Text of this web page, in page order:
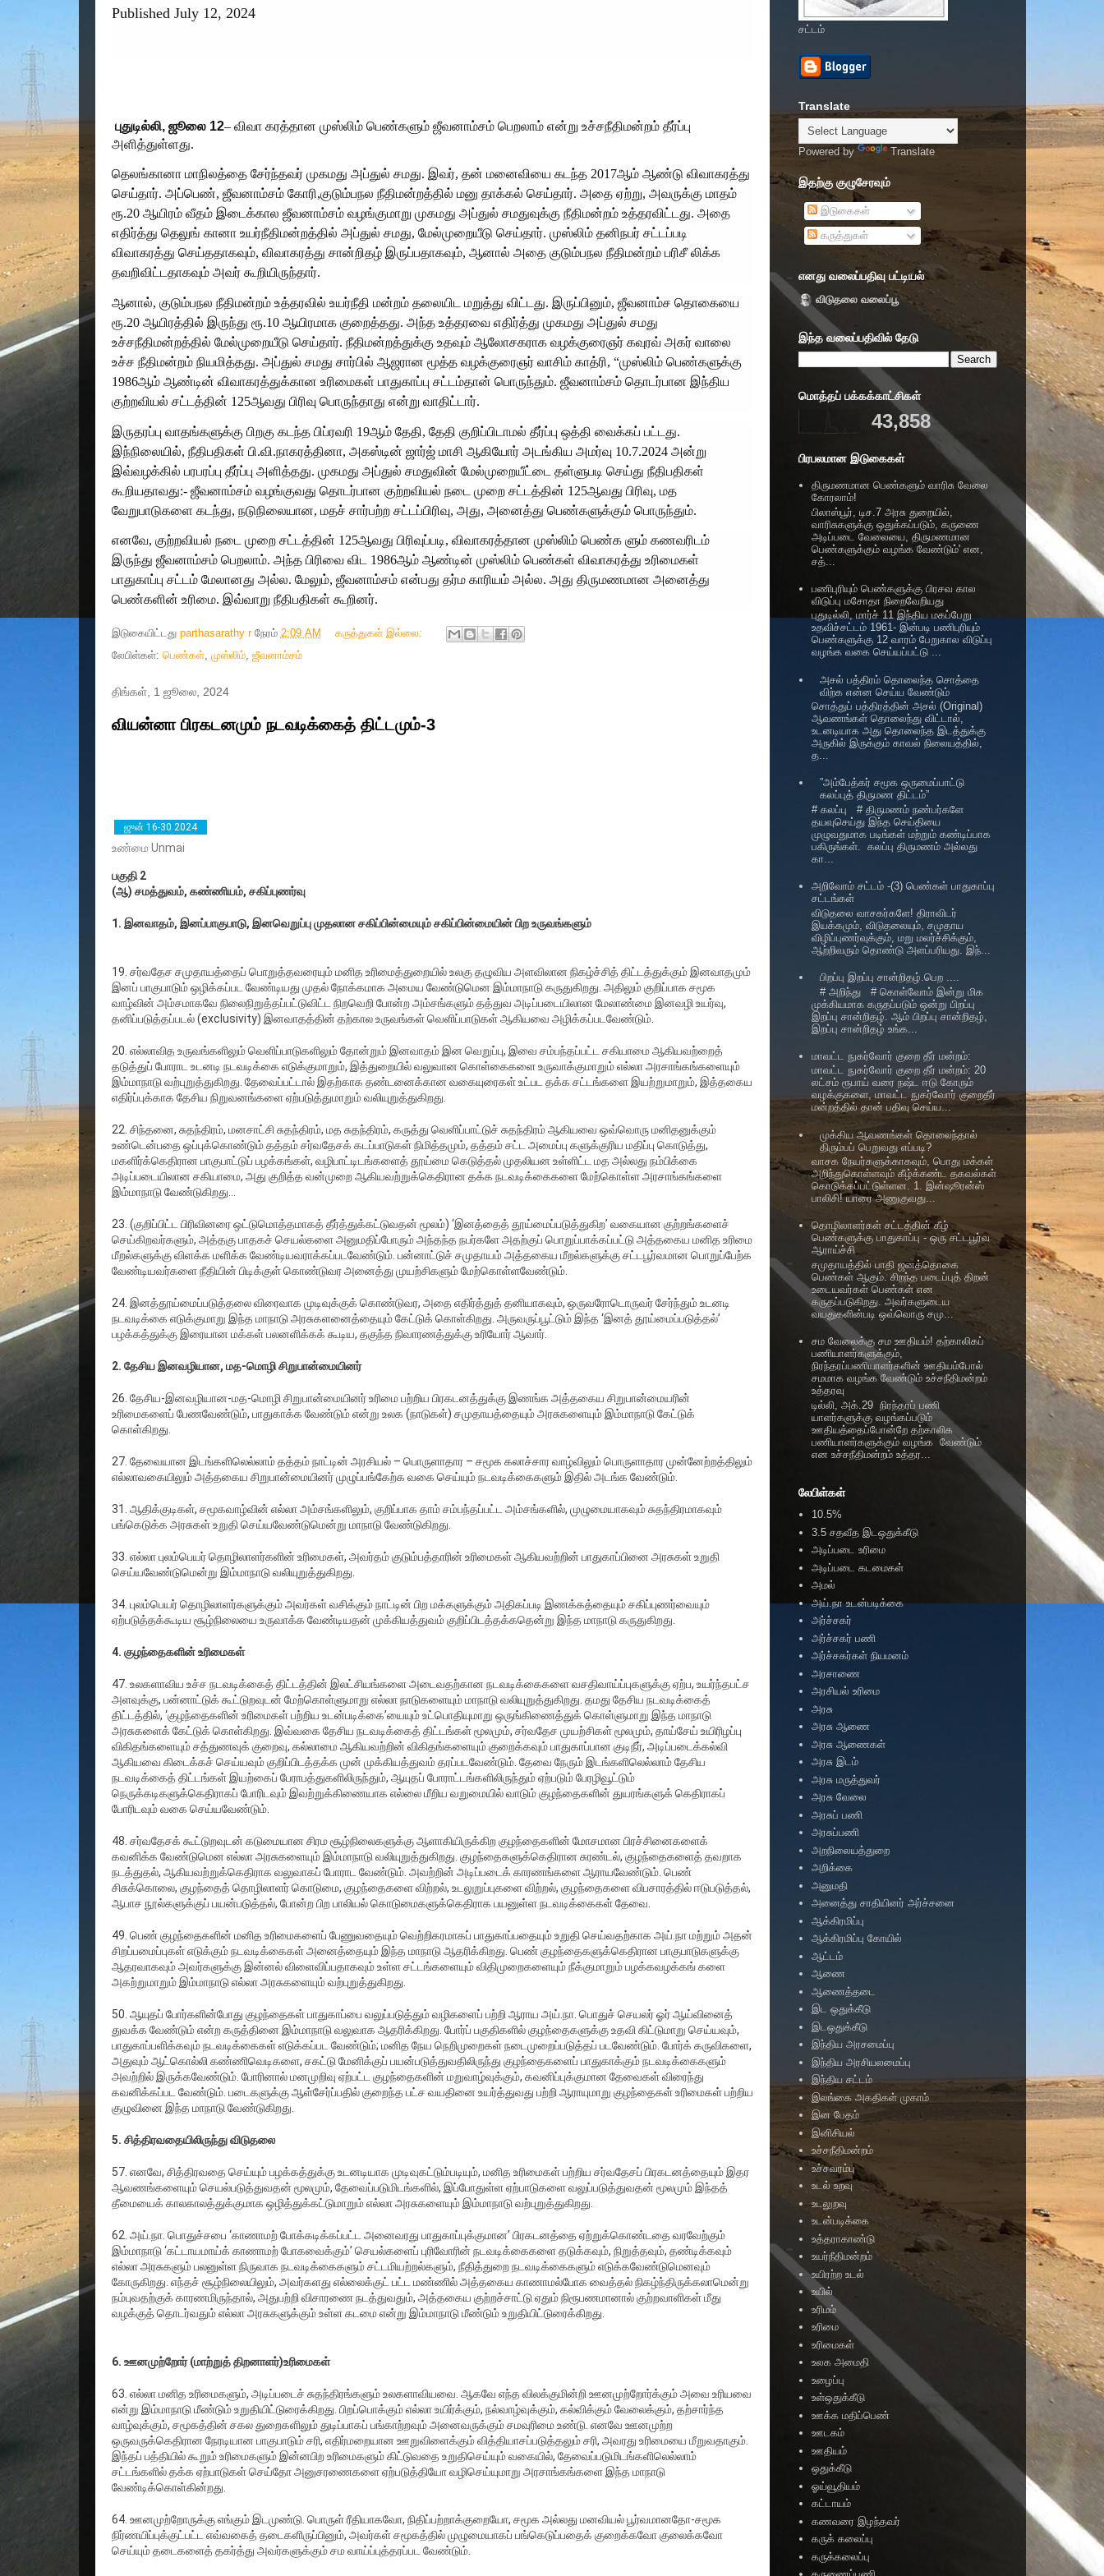
Published July 12, 2024
புதுடில்லி, ஜூலை 12– விவா கரத்தான முஸ்லிம் பெண்களும் ஜீவனாம்சம் பெறலாம் என்று உச்சநீதிமன்றம் தீர்ப்பு
அளித்துள்ளது.
தெலங்கானா மாநிலத்தை சேர்ந்தவர் முகமது அப்துல் சமது. இவர், தன் மனைவியை கடந்த 2017ஆம் ஆண்டு விவாகரத்து
செய்தார். அப்பெண், ஜீவனாம்சம் கோரி,குடும்பநல நீதிமன்றத்தில் மனு தாக்கல் செய்தார். அதை ஏற்று, அவருக்கு மாதம்
ரூ.20 ஆயிரம் வீதம் இடைக்கால ஜீவனாம்சம் வழங்குமாறு முகமது அப்துல் சமதுவுக்கு நீதிமன்றம் உத்தரவிட்டது. அதை
எதிர்த்து தெலுங் கானா உயர்நீதிமன்றத்தில் அப்துல் சமது, மேல்முறையீடு செய்தார். முஸ்லிம் தனிநபர் சட்டப்படி
விவாகரத்து செய்ததாகவும், விவாகரத்து சான்றிதழ் இருப்பதாகவும், ஆனால் அதை குடும்பநல நீதிமன்றம் பரிசீ லிக்க
தவறிவிட்டதாகவும் அவர் கூறியிருந்தார்.
ஆனால், குடும்பநல நீதிமன்றம் உத்தரவில் உயர்நீதி மன்றம் தலையிட மறுத்து விட்டது. இருப்பினும், ஜீவனாம்ச தொகையை
ரூ.20 ஆயிரத்தில் இருந்து ரூ.10 ஆயிரமாக குறைத்தது. அந்த உத்தரவை எதிர்த்து முகமது அப்துல் சமது
உச்சநீதிமன்றத்தில் மேல்முறையீடு செய்தார். நீதிமன்றத்துக்கு உதவும் ஆலோசகராக வழக்குரைஞர் கவுரவ் அகர் வாலை
உச்ச நீதிமன்றம் நியமித்தது. அப்துல் சமது சார்பில் ஆஜரான மூத்த வழக்குரைஞர் வாசிம் காத்ரி, “முஸ்லிம் பெண்களுக்கு
1986ஆம் ஆண்டின் விவாகரத்துக்கான உரிமைகள் பாதுகாப்பு சட்டம்தான் பொருந்தும். ஜீவனாம்சம் தொடர்பான இந்திய
குற்றவியல் சட்டத்தின் 125ஆவது பிரிவு பொருந்தாது என்று வாதிட்டார்.
இருதரப்பு வாதங்களுக்கு பிறகு கடந்த பிப்ரவரி 19ஆம் தேதி, தேதி குறிப்பிடாமல் தீர்ப்பு ஒத்தி வைக்கப் பட்டது.
இந்நிலையில், நீதிபதிகள் பி.வி.நாகரத்தினா, அகஸ்டின் ஜார்ஜ் மாசி ஆகியோர் அடங்கிய அமர்வு 10.7.2024 அன்று
இவ்வழக்கில் பரபரப்பு தீர்ப்பு அளித்தது. முகமது அப்துல் சமதுவின் மேல்முறையீட்டை தள்ளுபடி செய்து நீதிபதிகள்
கூறியதாவது:- ஜீவனாம்சம் வழங்குவது தொடர்பான குற்றவியல் நடை முறை சட்டத்தின் 125ஆவது பிரிவு, மத
வேறுபாடுகளை கடந்து, நடுநிலையான, மதச் சார்பற்ற சட்டப்பிரிவு, அது, அனைத்து பெண்களுக்கும் பொருந்தும்.
எனவே, குற்றவியல் நடை முறை சட்டத்தின் 125ஆவது பிரிவுப்படி, விவாகரத்தான முஸ்லிம் பெண்க ளும் கணவரிடம்
இருந்து ஜீவனாம்சம் பெறலாம். அந்த பிரிவை விட 1986ஆம் ஆண்டின் முஸ்லிம் பெண்கள் விவாகரத்து உரிமைகள்
பாதுகாப்பு சட்டம் மேலானது அல்ல. மேலும், ஜீவனாம்சம் என்பது தர்ம காரியம் அல்ல. அது திருமணமான அனைத்து
பெண்களின் உரிமை. இவ்வாறு நீதிபதிகள் கூறினர்.
இடுகையிட்டது parthasarathy r நேரம் 2:09 AM
கருத்துகள் இல்லை:
லேபிள்கள்: பெண்கள், முஸ்லிம், ஜீவனாம்சம்
திங்கள், 1 ஜூலை, 2024
வியன்னா பிரகடனமும் நடவடிக்கைத் திட்டமும்-3
ஜுன் 16-30 2024
உண்மை Unmai
பகுதி 2
(ஆ) சமத்துவம், கண்ணியம், சகிப்புணர்வு
1. இனவாதம், இனப்பாகுபாடு, இனவெறுப்பு முதலான சகிப்பின்மையும் சகிப்பின்மையின் பிற உருவங்களும்
19. சர்வதேச சமுதாயத்தைப் பொறுத்தவரையும் மனித உரிமைத்துறையில் உலகு தழுவிய அளவிலான நிகழ்ச்சித் திட்டத்துக்கும் இனவாதமும்
இனப் பாகுபாடும் ஒழிக்கப்பட வேண்டியது முதல் நோக்கமாக அமைய வேண்டுமென இம்மாநாடு கருதுகிறது. அதிலும் குறிப்பாக சமூக
வாழ்வின் அம்சமாகவே நிலைநிறுத்தப்பட்டுவிட்ட நிறவெறி போன்ற அம்சங்களும் தத்துவ அடிப்படையிலான மேலாண்மை இனவழி உயர்வு,
தனிப்படுத்தப்படல் (exclusivity) இனவாதத்தின் தற்கால உருவங்கள் வெளிப்பாடுகள் ஆகியவை அழிக்கப்படவேண்டும்.
20. எல்லாவித உருவங்களிலும் வெளிப்பாடுகளிலும் தோன்றும் இனவாதம் இன வெறுப்பு, இவை சம்பந்தப்பட்ட சகியாமை ஆகியவற்றைத்
தடுத்துப் போராட உடனடி நடவடிக்கை எடுக்குமாறும், இத்துறையில் வலுவான கொள்கைகளை உருவாக்குமாறும் எல்லா அரசாங்கங்களையும்
இம்மாநாடு வற்புறுத்துகிறது. தேவைப்பட்டால் இதற்காக தண்டனைக்கான வகையுரைகள் உட்பட தக்க சட்டங்களை இயற்றுமாறும், இத்தகைய
எதிர்ப்புக்காக தேசிய நிறுவனங்களை ஏற்படுத்துமாறும் வலியுறுத்துகிறது.
22. சிந்தனை, சுதந்திரம், மனசாட்சி சுதந்திரம், மத சுதந்திரம், கருத்து வெளிப்பாட்டுச் சுதந்திரம் ஆகியவை ஒவ்வொரு மனிதனுக்கும்
உண்டென்பதை ஒப்புக்கொண்டும் தத்தம் சர்வதேசக் கடப்பாடுகள் நிமித்தமும், தத்தம் சட்ட அமைப்பு களுக்குரிய மதிப்பு கொடுத்து,
மகளிர்க்கெதிரான பாகுபாட்டுப் பழக்கங்கள், வழிபாட்டிடங்களைத் தூய்மை கெடுத்தல் முதலியன உள்ளிட்ட மத அல்லது நம்பிக்கை
அடிப்படையிலான சகியாமை, அது குறித்த வன்முறை ஆகியவற்றுக்கெதிரான தக்க நடவடிக்கைகளை மேற்கொள்ள அரசாங்கங்களை
இம்மாநாடு வேண்டுகிறது…
23. (குறிப்பிட்ட பிரிவினரை ஒட்டுமொத்தமாகத் தீர்த்துக்கட்டுவதன் மூலம்) ‘இனத்தைத் தூய்மைப்படுத்துகிற’ வகையான குற்றங்களைச்
செய்கிறவர்களும், அத்தகு பாதகச் செயல்களை அனுமதிப்போரும் அந்தந்த நபர்களே அதற்குப் பொறுப்பாக்கப்பட்டு அத்தகைய மனித உரிமை
மீறல்களுக்கு விளக்க மளிக்க வேண்டியவராக்கப்படவேண்டும். பன்னாட்டுச் சமுதாயம் அத்தகைய மீறல்களுக்கு சட்டபூர்வமான பொறுப்பேற்க
வேண்டியவர்களை நீதியின் பிடிக்குள் கொண்டுவர அனைத்து முயற்சிகளும் மேற்கொள்ளவேண்டும்.
24. இனத்தூய்மைப்படுத்தலை விரைவாக முடிவுக்குக் கொண்டுவர, அதை எதிர்த்துத் தனியாகவும், ஒருவரோடொருவர் சேர்ந்தும் உடனடி
நடவடிக்கை எடுக்குமாறு இந்த மாநாடு அரசுகளனைத்தையும் கேட்டுக் கொள்கிறது. அருவருப்பூட்டும் இந்த ‘இனத் தூய்மைப்படுத்தல்’
பழக்கத்துக்கு இரையான மக்கள் பலனளிக்கக் கூடிய, தகுந்த நிவாரணத்துக்கு உரியோர் ஆவார்.
2. தேசிய இனவழியான, மத-மொழி சிறுபான்மையினர்
26. தேசிய-இனவழியான-மத-மொழி சிறுபான்மையினர் உரிமை பற்றிய பிரகடனத்துக்கு இணங்க அத்தகைய சிறுபான்மையரின்
உரிமைகளைப் பேணவேண்டும், பாதுகாக்க வேண்டும் என்று உலக (நாடுகள்) சமுதாயத்தையும் அரசுகளையும் இம்மாநாடு கேட்டுக்
கொள்கிறது.
27. தேவையான இடங்களிலெல்லாம் தத்தம் நாட்டின் அரசியல் – பொருளாதார – சமூக கலாச்சார வாழ்விலும் பொருளாதார முன்னேற்றத்திலும்
எல்லாவகையிலும் அத்தகைய சிறுபான்மையினர் முழுப்பங்கேற்க வகை செய்யும் நடவடிக்கைகளும் இதில் அடங்க வேண்டும்.
31. ஆதிக்குடிகள், சமூகவாழ்வின் எல்லா அம்சங்களிலும், குறிப்பாக தாம் சம்பந்தப்பட்ட அம்சங்களில், முழுமையாகவும் சுதந்திரமாகவும்
பங்கெடுக்க அரசுகள் உறுதி செய்யவேண்டுமென்று மாநாடு வேண்டுகிறது.
33. எல்லா புலம்பெயர் தொழிலாளர்களின் உரிமைகள், அவர்தம் குடும்பத்தாரின் உரிமைகள் ஆகியவற்றின் பாதுகாப்பினை அரசுகள் உறுதி
செய்யவேண்டுமென்று இம்மாநாடு வலியுறுத்துகிறது.
34. புலம்பெயர் தொழிலாளர்களுக்கும் அவர்கள் வசிக்கும் நாட்டின் பிற மக்களுக்கும் அதிகப்படி இணக்கத்தையும் சகிப்புணர்வையும்
ஏற்படுத்தக்கூடிய சூழ்நிலையை உருவாக்க வேண்டியதன் முக்கியத்துவம் குறிப்பிடத்தக்கதென்று இந்த மாநாடு கருதுகிறது.
4. குழந்தைகளின் உரிமைகள்
47. உலகளாவிய உச்ச நடவடிக்கைத் திட்டத்தின் இலட்சியங்களை அடைவதற்கான நடவடிக்கைகளை வசதிவாய்ப்புகளுக்கு ஏற்ப, உயர்ந்தபட்ச
அளவுக்கு, பன்னாட்டுக் கூட்டுறவுடன் மேற்கொள்ளுமாறு எல்லா நாடுகளையும் மாநாடு வலியுறுத்துகிறது. தமது தேசிய நடவடிக்கைத்
திட்டத்தில், ‘குழந்தைகளின் உரிமைகள் பற்றிய உடன்படிக்கை’யையும் உட்பொதியுமாறு ஒருங்கிணைத்துக் கொள்ளுமாறு இந்த மாநாடு
அரசுகளைக் கேட்டுக் கொள்கிறது. இவ்வகை தேசிய நடவடிக்கைத் திட்டங்கள் மூலமும், சர்வதேச முயற்சிகள் மூலமும், தாய்சேய் உயிரிழப்பு
விகிதங்களையும் சத்துணவுக் குறைவு, கல்லாமை ஆகியவற்றின் விகிதங்களையும் குறைக்கவும் பாதுகாப்பான குடிநீர், அடிப்படைக்கல்வி
ஆகியவை கிடைக்கச் செய்யவும் குறிப்பிடத்தக்க முன் முக்கியத்துவம் தரப்படவேண்டும். தேவை நேரும் இடங்களிலெல்லாம் தேசிய
நடவடிக்கைத் திட்டங்கள் இயற்கைப் பேராபத்துகளிலிருந்தும், ஆயுதப் போராட்டங்களிலிருந்தும் ஏற்படும் பேரழிவூட்டும்
நெருக்கடிகளுக்கெதிராகப் போரிடவும் இவற்றுக்கிணையாக எல்லை மீறிய வறுமையில் வாடும் குழந்தைகளின் துயரங்களுக் கெதிராகப்
போரிடவும் வகை செய்யவேண்டும்.
48. சர்வதேசக் கூட்டுறவுடன் கடுமையான சிரம சூழ்நிலைகளுக்கு ஆளாகியிருக்கிற குழந்தைகளின் மோசமான பிரச்சினைகளைக்
கவனிக்க வேண்டுமென எல்லா அரசுகளையும் இம்மாநாடு வலியுறுத்துகிறது. குழந்தைகளுக்கெதிரான சுரண்டல், குழந்தைகளைத் தவறாக
நடத்துதல், ஆகியவற்றுக்கெதிராக வலுவாகப் போராட வேண்டும். அவற்றின் அடிப்படைக் காரணங்களை ஆராயவேண்டும். பெண்
சிசுக்கொலை, குழந்தைத் தொழிலாளர் கொடுமை, குழந்தைகளை விற்றல், உடலுறுப்புகளை விற்றல், குழந்தைகளை விபசாரத்தில் ஈடுபடுத்தல்,
ஆபாச நூல்களுக்குப் பயன்படுத்தல், போன்ற பிற பாலியல் கொடுமைகளுக்கெதிராக பயனுள்ள நடவடிக்கைகள் தேவை.
49. பெண் குழந்தைகளின் மனித உரிமைகளைப் பேணுவதையும் வெற்றிகரமாகப் பாதுகாப்பதையும் உறுதி செய்வதற்காக அய்.நா மற்றும் அதன்
சிறப்பமைப்புகள் எடுக்கும் நடவடிக்கைகள் அனைத்தையும் இந்த மாநாடு ஆதரிக்கிறது. பெண் குழந்தைகளுக்கெதிரான பாகுபாடுகளுக்கு
ஆதரவாகவும் அவர்களுக்கு இன்னல் விளைவிப்பதாகவும் உள்ள சட்டங்களையும் விதிமுறைகளையும் நீக்குமாறும் பழக்கவழக்கங் களை
அகற்றுமாறும் இம்மாநாடு எல்லா அரசுகளையும் வற்புறுத்துகிறது.
50. ஆயுதப் போர்களின்போது குழந்தைகள் பாதுகாப்பை வலுப்படுத்தும் வழிகளைப் பற்றி ஆராய அய்.நா. பொதுச் செயலர் ஓர் ஆய்வினைத்
துவக்க வேண்டும் என்ற கருத்தினை இம்மாநாடு வலுவாக ஆதரிக்கிறது. போர்ப் பகுதிகளில் குழந்தைகளுக்கு உதவி கிட்டுமாறு செய்யவும்,
பாதுகாப்பளிக்கவும் நடவடிக்கைகள் எடுக்கப்பட வேண்டும்; மனித நேய நெறிமுறைகள் நடைமுறைப்படுத்தப் படவேண்டும். போர்க் கருவிகளை,
அதுவும் ஆட்கொல்லி கண்ணிவெடிகளை, சகட்டு மேனிக்குப் பயன்படுத்துவதிலிருந்து குழந்தைகளைப் பாதுகாக்கும் நடவடிக்கைகளும்
அவற்றில் இருக்கவேண்டும். போரினால் மனமுறிவு ஏற்பட்ட குழந்தைகளின் மறுவாழ்வுக்கும், கவனிப்புக்குமான தேவைகள் விரைந்து
கவனிக்கப்பட வேண்டும். படைகளுக்கு ஆள்சேர்ப்பதில் குறைந்த பட்ச வயதினை உயர்த்துவது பற்றி ஆராயுமாறு குழந்தைகள் உரிமைகள் பற்றிய
குழுவினை இந்த மாநாடு வேண்டுகிறது.
5. சித்திரவதையிலிருந்து விடுதலை
57. எனவே, சித்திரவதை செய்யும் பழக்கத்துக்கு உடனடியாக முடிவுகட்டும்படியும், மனித உரிமைகள் பற்றிய சர்வதேசப் பிரகடனத்தையும் இதர
ஆவணங்களையும் செயல்படுத்துவதன் மூலமும், தேவைப்படுமிடங்களில், இப்போதுள்ள ஏற்பாடுகளை வலுப்படுத்துவதன் மூலமும் இந்தத்
தீமையைக் காலகாலத்துக்குமாக ஒழித்துக்கட்டுமாறும் எல்லா அரசுகளையும் இம்மாநாடு வற்புறுத்துகிறது.
62. அய்.நா. பொதுச்சபை ‘காணாமற் போக்கடிக்கப்பட்ட அனைவரது பாதுகாப்புக்குமான’ பிரகடனத்தை ஏற்றுக்கொண்டதை வரவேற்கும்
இம்மாநாடு ‘கட்டாயமாய்க் காணாமற் போகவைக்கும்’ செயல்களைப் புரிவோரின் நடவடிக்கைகளை தடுக்கவும், நிறுத்தவும், தண்டிக்கவும்
எல்லா அரசுகளும் பலனுள்ள நிருவாக நடவடிக்கைகளும் சட்டமியற்றல்களும், நீதித்துறை நடவடிக்கைகளும் எடுக்கவேண்டுமெனவும்
கோருகிறது. எந்தச் சூழ்நிலையிலும், அவர்களது எல்லைக்குட் பட்ட மண்ணில் அத்தகைய காணாமல்போக வைத்தல் நிகழ்ந்திருக்கலாமென்று
நம்புவதற்குக் காரணமிருந்தால், அதுபற்றி விசாரணை நடத்துவதும், அத்தகைய குற்றச்சாட்டு ஏதும் நிரூபணமானால் குற்றவாளிகள் மீது
வழக்குத் தொடர்வதும் எல்லா அரசுகளுக்கும் உள்ள கடமை என்று இம்மாநாடு மீண்டும் உறுதியிட்டுரைக்கிறது.
6. ஊனமுற்றோர் (மாற்றுத் திறனாளர்)உரிமைகள்
63. எல்லா மனித உரிமைகளும், அடிப்படைச் சுதந்திரங்களும் உலகளாவியவை. ஆகவே எந்த விலக்குமின்றி ஊனமுற்றோர்க்கும் அவை உரியவை
என்று இம்மாநாடு மீண்டும் உறுதியிட்டுரைக்கிறது. பிறப்பொக்கும் எல்லா உயிர்க்கும், நல்வாழ்வுக்கும், கல்விக்கும் வேலைக்கும், தற்சார்ந்த
வாழ்வுக்கும், சமூகத்தின் சகல துறைகளிலும் துடிப்பாகப் பங்காற்றவும் அனைவருக்கும் சமவுரிமை உண்டு. எனவே ஊனமுற்ற
ஒருவருக்கெதிரான நேரடியான பாகுபாடும் சரி, எதிர்மறையான ஊறுவிளைக்கும் வித்தியாசப்படுத்தலும் சரி, அவரது உரிமையை மீறுவதாகும்.
இந்தப் பத்தியில் கூறும் உரிமைகளும் இன்னபிற உரிமைகளும் கிட்டுவதை உறுதிசெய்யும் வகையில், தேவைப்படுமிடங்களிலெல்லாம்
சட்டங்களில் தக்க ஏற்பாடுகள் செய்தோ அனுசரணைகளை ஏற்படுத்தியோ வழிசெய்யுமாறு அரசாங்கங்களை இந்த மாநாடு
வேண்டிக்கொள்கின்றது.
64. ஊனமுற்றோருக்கு எங்கும் இடமுண்டு. பொருள் ரீதியாகவோ, நிதிப்பற்றாக்குறையோ, சமூக அல்லது மனவியல் பூர்வமானதோ-சமூக
நிர்ணயிப்புக்குட்பட்ட எவ்வகைத் தடைகளிருப்பினும், அவர்கள் சமூகத்தில் முழுமையாகப் பங்கெடுப்பதைக் குறைக்கவோ குலைக்கவோ
செய்யும் தடைகளைத் தகர்த்து அவர்களுக்கும் சம வாய்ப்புத்தரப்பட வேண்டும்.
சட்டம்
Translate
Powered by Translate
இதற்கு குழுசேரவும்
இடுகைகள்
கருத்துகள்
எனது வலைப்பதிவு பட்டியல்
விடுதலை வலைப்பூ
இந்த வலைப்பதிவில் தேடு
மொத்தப் பக்கக்காட்சிகள்
43,858
பிரபலமான இடுகைகள்
திருமணமான பெண்களும் வாரிசு வேலை
கோரலாம்!
பிலாஸ்பூர், டிச.7 அரசு துறையில்,
வாரிசுகளுக்கு ஒதுக்கப்படும், கருணை
அடிப்படை வேலையை, திருமணமான
பெண்களுக்கும் வழங்க வேண்டும்' என,
சத்...
பணிபுரியும் பெண்களுக்கு பிரசவ கால
விடுப்பு மசோதா நிறைவேறியது
புதுடில்லி, மார்ச் 11 இந்திய மகப்பேறு
உதவிச்சட்டம் 1961- இன்படி பணிபுரியும்
பெண்களுக்கு 12 வாரம் பேறுகால விடுப்பு
வழங்க வகை செய்யப்பட்டு ...
அசல் பத்திரம் தொலைந்த சொத்தை
விற்க என்ன செய்ய வேண்டும்
சொத்துப் பத்திரத்தின் அசல் (Original)
ஆவணங்கள் தொலைந்து விட்டால்,
உடனடியாக அது தொலைந்த இடத்துக்கு
அருகில் இருக்கும் காவல் நிலையத்தில்,
த...
”அம்பேத்கர் சமூக ஒருமைப்பாட்டு
கலப்புத் திருமண திட்டம்”
# கலப்பு # திருமணம் நண்பர்களே
தயவுசெய்து இந்த செய்தியை
முழுவதுமாக படிங்கள் மற்றும் கண்டிப்பாக
பகிருங்கள். கலப்பு திருமணம் அல்லது
கா...
அறிவோம் சட்டம் -(3) பெண்கள் பாதுகாப்பு
சட்டங்கள்
விடுதலை வாசகர்களே! திராவிடர்
இயக்கமும், விடுதலையும், சமுதாய
விழிப்புணர்வுக்கும், மறு மலர்ச்சிக்கும்,
ஆற்றிவரும் தொண்டு அளப்பரியது. இந்...
பிறப்பு இறப்பு சான்றிதழ்.பெற ....
# அறிந்து # கொள்வோம் இன்று மிக
முக்கியமாக கருதப்படும் ஒன்று பிறப்பு
இறப்பு சான்றிதழ். ஆம் பிறப்பு சான்றிதழ்,
இறப்பு சான்றிதழ் உங்க...
மாவட்ட நுகர்வோர் குறை தீர் மன்றம்:
மாவட்ட நுகர்வோர் குறை தீர் மன்றம்: 20
லட்சம் ரூபாய் வரை நஷ்ட ஈடு கோரும்
வழக்குகளை, மாவட்ட நுகர்வோர் குறைதீர்
மன்றத்தில் தான் பதிவு செய்ய...
முக்கிய ஆவணங்கள் தொலைந்தால்
திரும்பப் பெறுவது எப்படி?
வாசக நேயர்களுக்காகவும், பொது மக்கள்
அறிந்துகொள்ளவும் கீழ்க்கண்ட தகவல்கள்
கொடுக்கப்பட்டுள்ளன. 1. இன்ஷூரன்ஸ்
பாலிசி! யாரை அணுகுவது...
தொழிலாளர்கள் சட்டத்தின் கீழ்
பெண்களுக்கு பாதுகாப்பு - ஒரு சட்டபூர்வ
ஆராய்ச்சி
சமுதாயத்தில் பாதி ஜனத்தொகை
பெண்கள் ஆகும். சிறந்த படைப்புத் திறன்
உடையவர்கள் பெண்கள் என
கருதப்படுகிறது. அவர்களுடைய
வயதுகளின்படி ஒவ்வொரு சமு...
சம வேலைக்கு சம ஊதியம்! தற்காலிகப்
பணியாளர்களுக்கும்,
நிரந்தரப்பணியாளர்களின் ஊதியம்போல்
சமமாக வழங்க வேண்டும் உச்சநீதிமன்றம்
உத்தரவு
டில்லி, அக்.29 நிரந்தரப் பணி
யாளர்களுக்கு வழங்கப்படும்
ஊதியத்தைப்போன்றே தற்காலிக
பணியாளர்களுக்கும் வழங்க வேண்டும்
என உச்சநீதிமன்றம் உத்தர...
லேபிள்கள்
10.5%
3.5 சதவீத இடஒதுக்கீடு
அடிப்படை உரிமை
அடிப்படை கடமைகள்
அமல்
அய்.நா உடன்படிக்கை
அர்ச்சகர்
அர்ச்சகர் பணி
அர்ச்சகர்கள் நியமனம்
அரசாணை
அரசியல் உரிமை
அரசு
அரசு ஆணை
அரசு ஆணைகள்
அரசு இடம்
அரசு மருத்துவர்
அரசு வேலை
அரசுப் பணி
அரசுப்பணி
அறநிலையத்துறை
அறிக்கை
அனுமதி
அனைத்து சாதியினர் அர்ச்சனை
ஆக்கிரமிப்பு
ஆக்கிரமிப்பு கோயில்
ஆட்டம்
ஆணை
ஆணைத்தடை
இட ஒதுக்கீடு
இடஒதுக்கீடு
இந்திய அரசமைப்பு
இந்திய அரசியலமைப்பு
இந்திய சட்டம்
இலங்கை அகதிகள் முகாம்
இன பேதம்
இனிசியல்
உச்சநீதிமன்றம்
உச்சவரம்பு
உடல் உறவு
உடலுறவு
உடன்படிக்கை
உத்தராகாண்டு
உயர்நீதிமன்றம்
உயிரற்ற உடல்
உயில்
உரிமம்
உரிமை
உரிமைகள்
உலக அமைதி
உழைப்பு
உள்ஒதுக்கீடு
ஊக்க மதிப்பெண்
ஊடகம்
ஊதியம்
ஒதுக்கீடு
ஓய்வூதியம்
கட்டாயம்
கணவரை இழந்தவர்
கருக் கலைப்பு
கருக்கலைப்பு